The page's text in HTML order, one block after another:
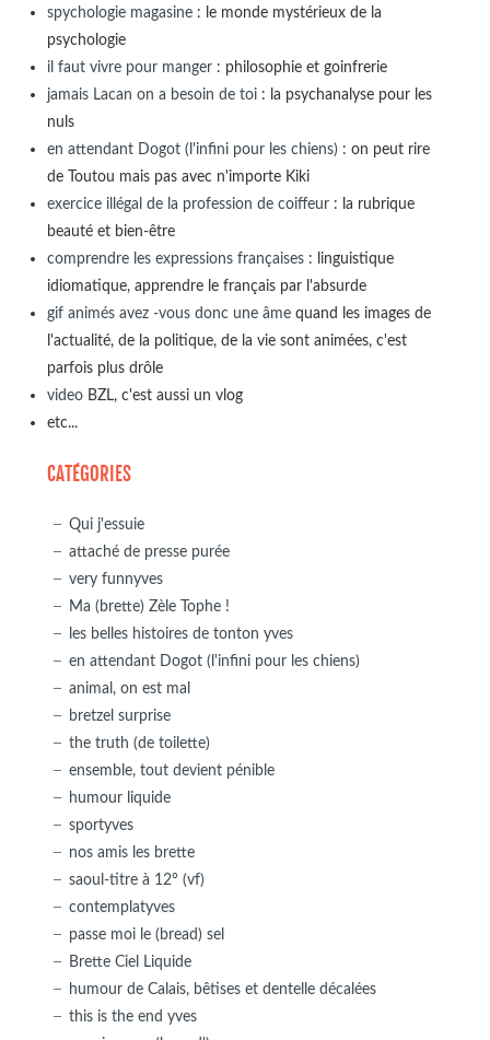
spychologie magasine: le monde mystérieux de la
psychologie
il faut vivre pour manger: philosophie et goinfrerie
jamais Lacan on a besoin de toi: la psychanalyse pour les
nuls
en attendant Dogot (l'infini pour les chiens): on peut rire
de Toutou mais pas avec n'importe Kiki
exercice illégal de la profession de coiffeur: la rubrique
beauté et bien-être
comprendre les expressions françaises: linguistique
idiomatique, apprendre le français par l'absurde
gif animés avez -vous donc une âmequand les images de
l'actualité, de la politique, de la vie sont animées, c'est
parfois plus drôle
videoBZL, c'est aussi un vlog
etc...
CATÉGORIES
Qui j'essuie
attaché de presse purée
very funnyves
Ma (brette) Zèle Tophe !
les belles histoires de tonton yves
en attendant Dogot (l'infini pour les chiens)
animal, on est mal
bretzel surprise
the truth (de toilette)
ensemble, tout devient pénible
humour liquide
sportyves
nos amis les brette
saoul-titre à 12° (vf)
contemplatyves
passe moi le (bread) sel
Brette Ciel Liquide
humour de Calais, bêtises et dentelle décalées
this is the end yves